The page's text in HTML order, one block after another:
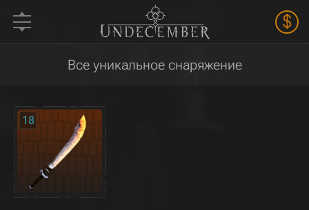
$
Все уникальное снаряжение
18